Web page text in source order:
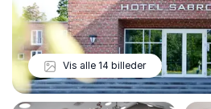
Vis alle 14 billeder